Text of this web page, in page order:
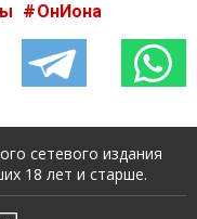
ОнИона
сетевого издания
18 лет и старше.